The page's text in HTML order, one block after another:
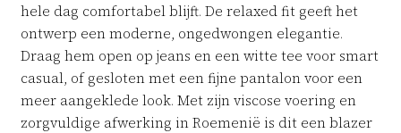
hele dag comfortabel blijft. De relaxed fit geeft het
ontwerp een moderne, ongedwongen elegantie.
Draag hem open op jeans en een witte tee voor smart
casual, of gesloten met een fijne pantalon voor een
meer aangeklede look. Met zijn viscose voering en
zorgvuldige afwerking in Roemenië is dit een blazer